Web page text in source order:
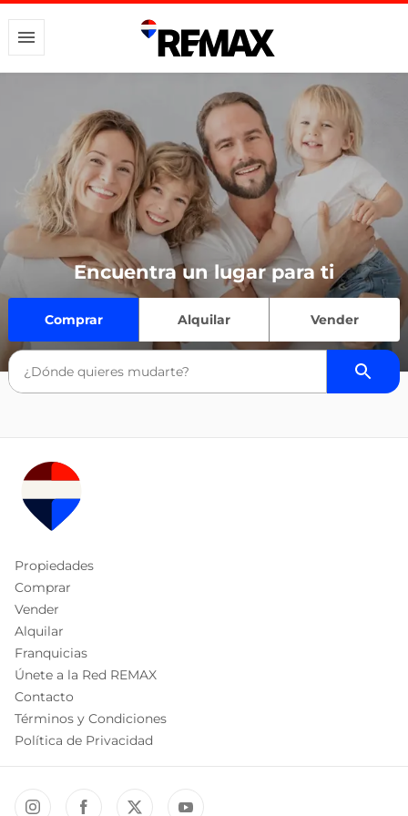
Encuentra un lugar para ti
Comprar Alquilar Vender
Propiedades
Comprar
Vender
Alquilar
Franquicias
Únete a la Red REMAX
Contacto
Términos y Condiciones
Política de Privacidad